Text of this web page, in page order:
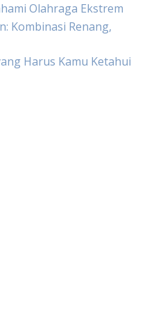
Olahraga Ekstrem
Kombinasi Renang,
Harus Kamu Ketahui